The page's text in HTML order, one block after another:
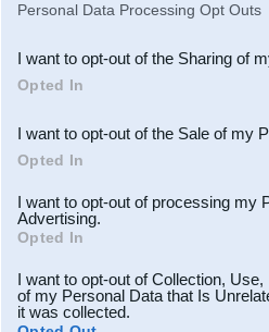
Downstream Participants
third parties.
Personal Data Processing Opt Outs
I want to opt-out of the Sharing of
Opted In
I want to opt-out of the Sale of my
Opted In
I want to opt-out of processing my
Advertising.
Opted In
I want to opt-out of Collection,
of my Personal Data that Is
it was collected.